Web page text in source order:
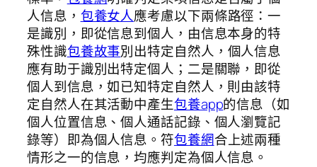
人信息， 包養女人應考慮以下兩條路徑：一
是識別，即從信息到個人，由信息本身的特
殊性識包養故事別出特定自然人，個人信息
應有助于識別出特定個人；二是關聯，即從
個人到信息，如已知特定自然人，則由該特
定自然人在其活動中產生包養app的信息（如
個人位置信息、個人通話記錄、個人瀏覽記
錄等）即為個人信息。符包養網合上述兩種
情形之一的信息，均應判定為個人信息。